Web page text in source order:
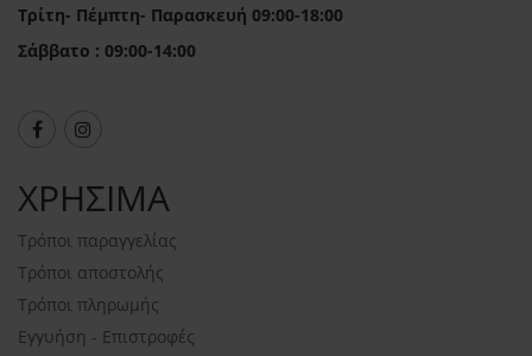
Τρίτη- Πέμπτη- Παρασκευή 09:00-18:00
Σάββατο : 09:00-14:00
ΧΡΗΣΙΜΑ
Τρόποι παραγγελίας
Τρόποι αποστολής
Τρόποι πληρωμής
Εγγυήση - Επιστροφές